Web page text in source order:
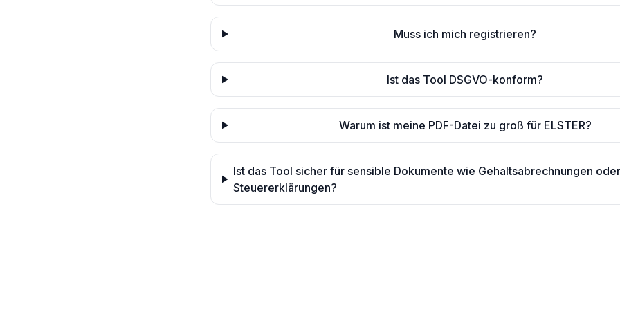
Muss ich mich registrieren?
Ist das Tool DSGVO-konform?
Warum ist meine PDF-Datei zu groß für ELSTER?
Ist das Tool sicher für sensible Dokumente wie Gehaltsabrechnungen oder
Steuererklärungen?